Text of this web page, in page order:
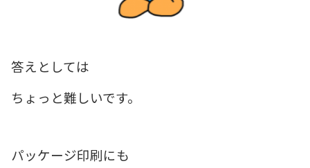
答えとしては
ちょっと難しいです。
パッケージ印刷にも